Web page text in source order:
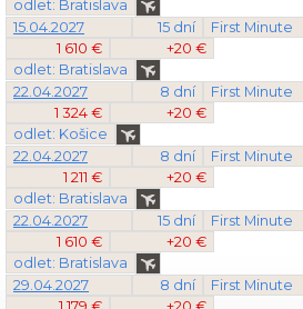
odlet: Bratislava
15.04.2027
15 dní
First Minute
1 610 €
+20 €
odlet: Bratislava
22.04.2027
8 dní
First Minute
1 324 €
+20 €
odlet: Košice
22.04.2027
8 dní
First Minute
1 211 €
+20 €
odlet: Bratislava
22.04.2027
15 dní
First Minute
1 610 €
+20 €
odlet: Bratislava
29.04.2027
8 dní
First Minute